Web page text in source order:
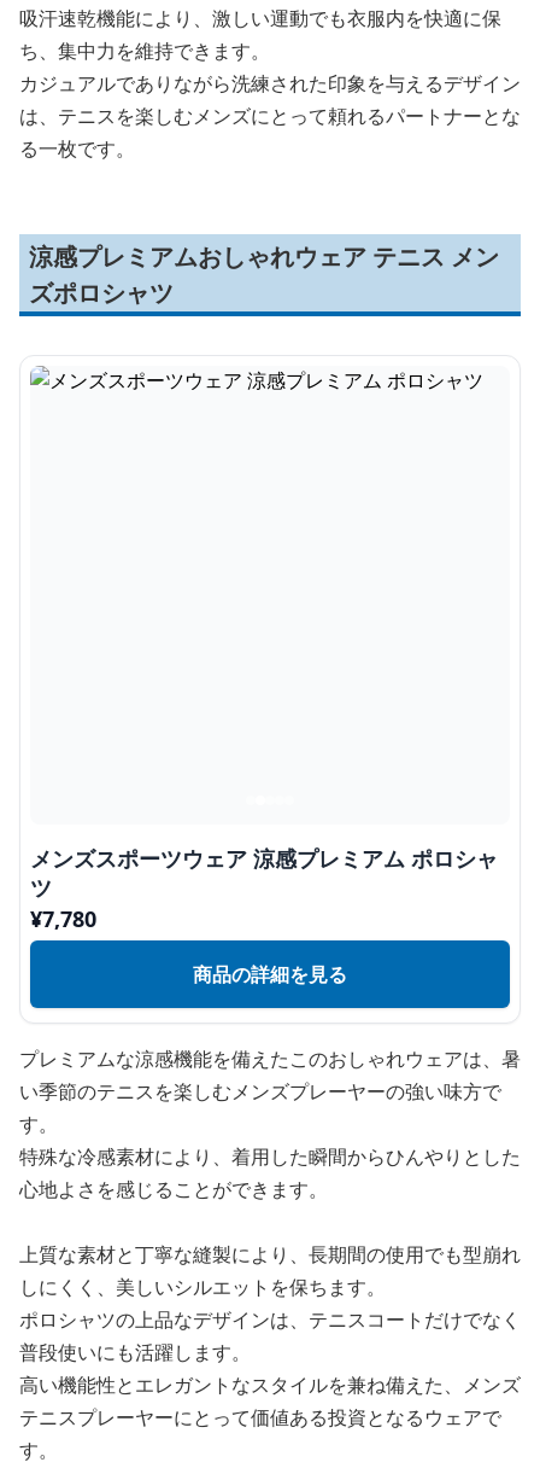
吸汗速乾機能により、激しい運動でも衣服内を快適に保
ち、集中力を維持できます。
カジュアルでありながら洗練された印象を与えるデザイン
は、テニスを楽しむメンズにとって頼れるパートナーとな
る一枚です。
涼感プレミアムおしゃれウェア テニス メン
ズポロシャツ
メンズスポーツウェア 涼感プレミアム ポロシャ
ツ
¥7,780
商品の詳細を見る
プレミアムな涼感機能を備えたこのおしゃれウェアは、暑
い季節のテニスを楽しむメンズプレーヤーの強い味方で
す。
特殊な冷感素材により、着用した瞬間からひんやりとした
心地よさを感じることができます。
上質な素材と丁寧な縫製により、長期間の使用でも型崩れ
しにくく、美しいシルエットを保ちます。
ポロシャツの上品なデザインは、テニスコートだけでなく
普段使いにも活躍します。
高い機能性とエレガントなスタイルを兼ね備えた、メンズ
テニスプレーヤーにとって価値ある投資となるウェアで
す。